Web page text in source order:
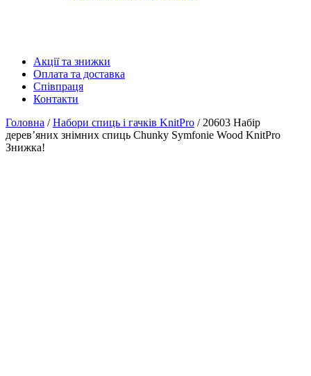
Акції та знижки
Оплата та доставка
Співпраця
Контакти
Головна /Набори спиць і гачків KnitPro / 20603 Набір
дерев’яних знімних спиць Chunky Symfonie Wood KnitPro
Знижка!